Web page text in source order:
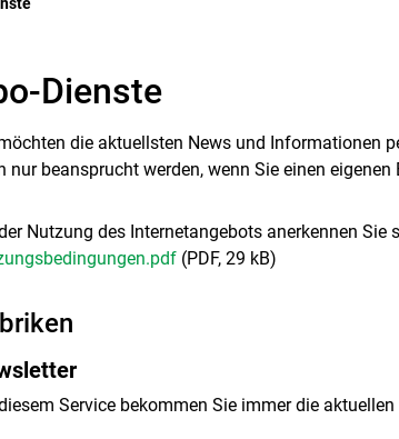
Dienste
die aktuellsten News und Informationen
nur beansprucht werden, wenn Sie einen
Nutzung des Internetangebots anerkennen
(PDF, 29 kB)
Service bekommen Sie immer die